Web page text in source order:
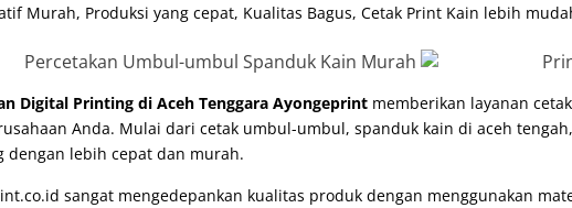
Murah, Produksi yang cepat, Kualitas Bagus, Cetak Print Kain lebih
Digital Printing di Aceh Tenggara Ayongeprint memberikan layanan
Anda. Mulai dari cetak umbul-umbul,spanduk kain di aceh tengah
dengan lebih cepat dan murah.
sangat mengedepankan kualitas produk dengan menggunakan